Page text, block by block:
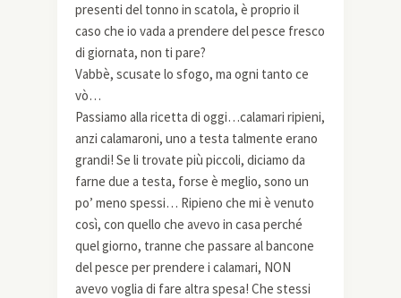
presenti del tonno in scatola, è proprio il
caso che io vada a prendere del pesce fresco
di giornata, non ti pare?
Vabbè, scusate lo sfogo, ma ogni tanto ce
vò…
Passiamo alla ricetta di oggi…calamari ripieni,
anzi calamaroni, uno a testa talmente erano
grandi! Se li trovate più piccoli, diciamo da
farne due a testa, forse è meglio, sono un
po’ meno spessi… Ripieno che mi è venuto
così, con quello che avevo in casa perché
quel giorno, tranne che passare al bancone
del pesce per prendere i calamari, NON
avevo voglia di fare altra spesa! Che stessi